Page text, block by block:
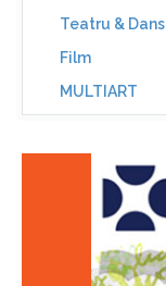
Teatru & Dans
Film
MULTIART